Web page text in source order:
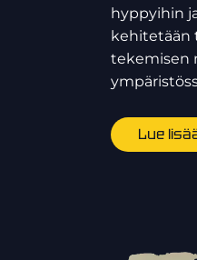
hyppyihin
kehitetään
tekemisen
Lue